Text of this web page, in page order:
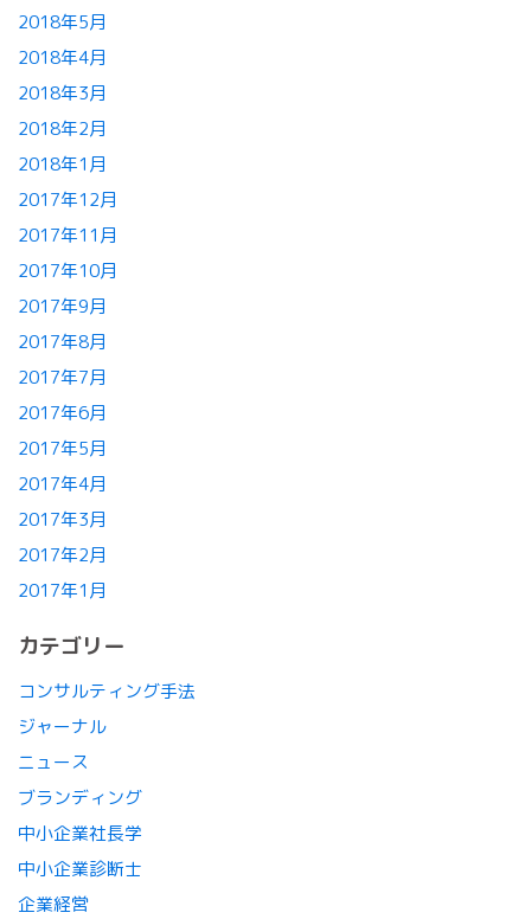
2018年5月
2018年4月
2018年3月
2018年2月
2018年1月
2017年12月
2017年11月
2017年10月
2017年9月
2017年8月
2017年7月
2017年6月
2017年5月
2017年4月
2017年3月
2017年2月
2017年1月
カテゴリー
コンサルティング手法
ジャーナル
ニュース
ブランディング
中小企業社長学
中小企業診断士
企業経営